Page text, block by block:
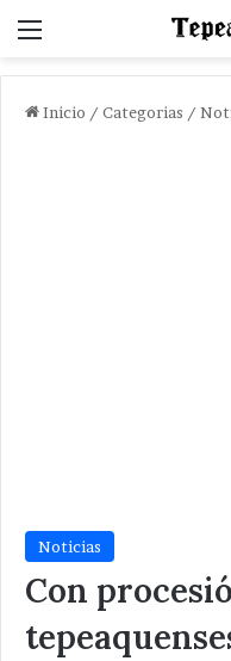
Menu
Inicio / Categorias /
Noticias
Con